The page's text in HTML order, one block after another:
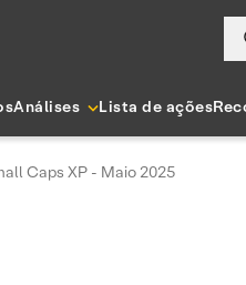
Análises Lista de ações
Caps XP - Maio 2025